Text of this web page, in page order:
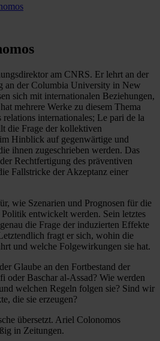
am CNRS. Er lehrt an der
an der Columbia University in New
sich mit internationalen Beziehungen,
mehrere Werke zu diesem Thema
relations internationales; Le pari de la
die Frage der kollektiven
Hinblick auf gegenwärtige und
ihnen zugeschrieben werden. Das
Rechtfertigung des präventiven
Fallstricke der Akzeptanz einer
wie Szenarien und Prognosen für die
entwickelt werden. Sein letztes
die Frage der induzierten Effekte
fragt er sich, wohin die
und welche Folgewirkungen sie hat.
Glaube an den Fortbestand der
oder Baschar al-Assad? Wie werden
welchen Regeln folgen sie? Sind wir
die sie erzeugen?
übersetzt. Ariel Colonomos
in Zeitungen.